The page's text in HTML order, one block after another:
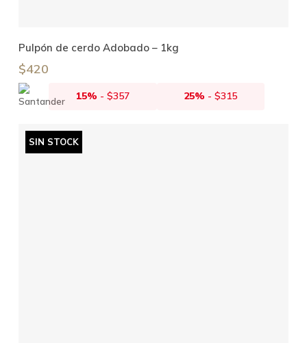
Añadir Al Carrito
Pulpón de cerdo Adobado – 1kg
$420
15% - $357 25% -$315
SIN STOCK